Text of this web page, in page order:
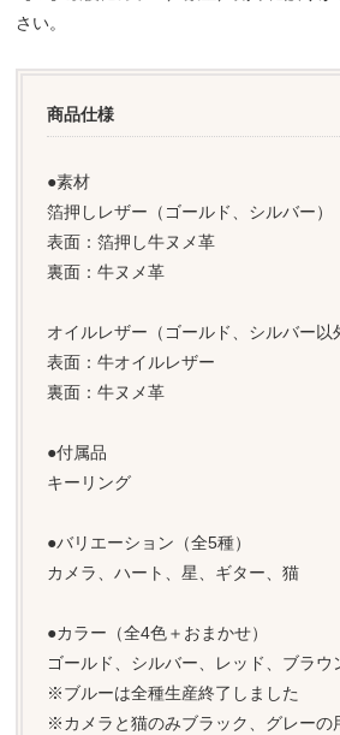
さい。
商品仕様
●素材
箔押しレザー（ゴールド、シルバー）
表面：箔押し牛ヌメ革
裏面：牛ヌメ革
オイルレザー（ゴールド、シルバー以
表面：牛オイルレザー
裏面：牛ヌメ革
●付属品
キーリング
●バリエーション（全5種）
カメラ、ハート、星、ギター、猫
●カラー（全4色＋おまかせ）
ゴールド、シルバー、レッド、ブラウ
※ブルーは全種生産終了しました
※カメラと猫のみブラック、グレーの